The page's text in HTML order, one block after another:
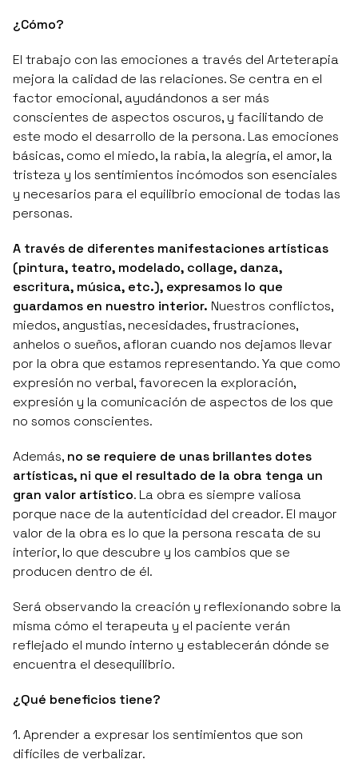
¿Cómo?
El trabajo con las emociones a través del Arteterapia
mejora la calidad de las relaciones. Se centra en el
factor emocional, ayudándonos a ser más
conscientes de aspectos oscuros, y facilitando de
este modo el desarrollo de la persona. Las emociones
básicas, como el miedo, la rabia, la alegría, el amor, la
tristeza y los sentimientos incómodos son esenciales
y necesarios para el equilibrio emocional de todas las
personas.
A través de diferentes manifestaciones artísticas
(pintura, teatro, modelado, collage, danza,
escritura, música, etc.), expresamos lo que
guardamos en nuestro interior. Nuestros conflictos,
miedos, angustias, necesidades, frustraciones,
anhelos o sueños, afloran cuando nos dejamos llevar
por la obra que estamos representando. Ya que como
expresión no verbal, favorecen la exploración,
expresión y la comunicación de aspectos de los que
no somos conscientes.
Además, no se requiere de unas brillantes dotes
artísticas, ni que el resultado de la obra tenga un
gran valor artístico. La obra es siempre valiosa
porque nace de la autenticidad del creador. El mayor
valor de la obra es lo que la persona rescata de su
interior, lo que descubre y los cambios que se
producen dentro de él.
Será observando la creación y reflexionando sobre la
misma cómo el terapeuta y el paciente verán
reflejado el mundo interno y establecerán dónde se
encuentra el desequilibrio.
¿Qué beneficios tiene?
1. Aprender a expresar los sentimientos que son
difíciles de verbalizar.